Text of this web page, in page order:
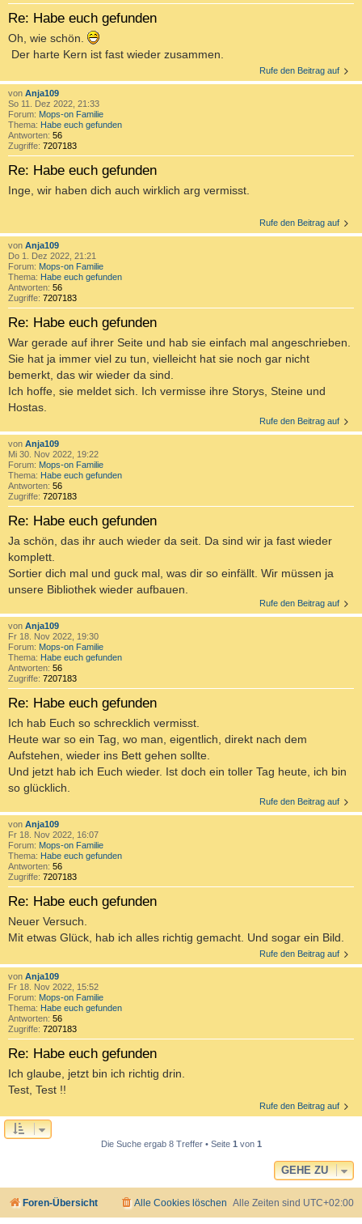
Re: Habe euch gefunden
Oh, wie schön.
Der harte Kern ist fast wieder zusammen.
Rufe den Beitrag auf
von Anja109
So 11. Dez 2022, 21:33
Forum: Mops-on Familie
Thema: Habe euch gefunden
Antworten: 56
Zugriffe: 7207183
Re: Habe euch gefunden
Inge, wir haben dich auch wirklich arg vermisst.
Rufe den Beitrag auf
von Anja109
Do 1. Dez 2022, 21:21
Forum: Mops-on Familie
Thema: Habe euch gefunden
Antworten: 56
Zugriffe: 7207183
Re: Habe euch gefunden
War gerade auf ihrer Seite und hab sie einfach mal angeschrieben.
Sie hat ja immer viel zu tun, vielleicht hat sie noch gar nicht
bemerkt, das wir wieder da sind.
Ich hoffe, sie meldet sich. Ich vermisse ihre Storys, Steine und
Hostas.
Rufe den Beitrag auf
von Anja109
Mi 30. Nov 2022, 19:22
Forum: Mops-on Familie
Thema: Habe euch gefunden
Antworten: 56
Zugriffe: 7207183
Re: Habe euch gefunden
Ja schön, das ihr auch wieder da seit. Da sind wir ja fast wieder
komplett.
Sortier dich mal und guck mal, was dir so einfällt. Wir müssen ja
unsere Bibliothek wieder aufbauen.
Rufe den Beitrag auf
von Anja109
Fr 18. Nov 2022, 19:30
Forum: Mops-on Familie
Thema: Habe euch gefunden
Antworten: 56
Zugriffe: 7207183
Re: Habe euch gefunden
Ich hab Euch so schrecklich vermisst.
Heute war so ein Tag, wo man, eigentlich, direkt nach dem
Aufstehen, wieder ins Bett gehen sollte.
Und jetzt hab ich Euch wieder. Ist doch ein toller Tag heute, ich bin
so glücklich.
Rufe den Beitrag auf
von Anja109
Fr 18. Nov 2022, 16:07
Forum: Mops-on Familie
Thema: Habe euch gefunden
Antworten: 56
Zugriffe: 7207183
Re: Habe euch gefunden
Neuer Versuch.
Mit etwas Glück, hab ich alles richtig gemacht. Und sogar ein Bild.
Rufe den Beitrag auf
von Anja109
Fr 18. Nov 2022, 15:52
Forum: Mops-on Familie
Thema: Habe euch gefunden
Antworten: 56
Zugriffe: 7207183
Re: Habe euch gefunden
Ich glaube, jetzt bin ich richtig drin.
Test, Test !!
Rufe den Beitrag auf
Die Suche ergab 8 Treffer • Seite 1 von 1
GEHE ZU
Foren-Übersicht Alle Zeiten sind UTC+02:00
Alle Cookies löschen